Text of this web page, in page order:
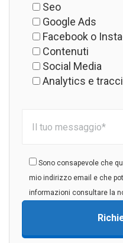
Seo
Google Ads
Facebook o
Contenuti
Social Media
Analytics e
Sono consapevole che
mio indirizzo email e che
informazioni consultare la